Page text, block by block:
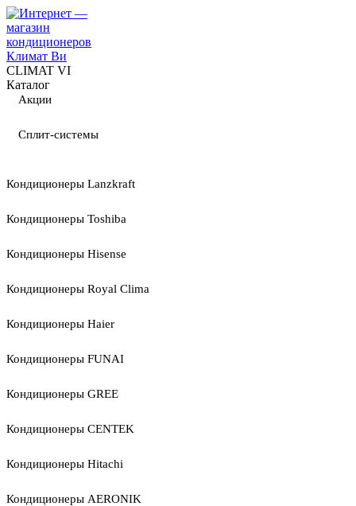
CLIMAT VI
Каталог
Акции
Сплит-системы
Кондиционеры Lanzkraft
Кондиционеры Toshiba
Кондиционеры Hisense
Кондиционеры Royal Clima
Кондиционеры Haier
Кондиционеры FUNAI
Кондиционеры GREE
Кондиционеры CENTEK
Кондиционеры Hitachi
Кондиционеры AERONIK